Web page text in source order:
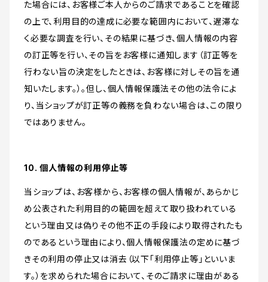
た場合には、お客様ご本人からのご請求であることを確認
の上で、利用目的の達成に必要な範囲内において、遅滞な
く必要な調査を行い、その結果に基づき、個人情報の内容
の訂正等を行い、その旨をお客様に通知します（訂正等を
行わない旨の決定をしたときは、お客様に対しその旨を通
知いたします。）。但し、個人情報保護法その他の法令によ
り、当ショップが訂正等の義務を負わない場合は、この限り
ではありません。
10. 個人情報の利用停止等
当ショップは、お客様から、お客様の個人情報が、あらかじ
め公表された利用目的の範囲を超えて取り扱われている
という理由又は偽りその他不正の手段により取得されたも
のであるという理由により、個人情報保護法の定めに基づ
きその利用の停止又は消去（以下「利用停止等」といいま
す。）を求められた場合において、そのご請求に理由がある